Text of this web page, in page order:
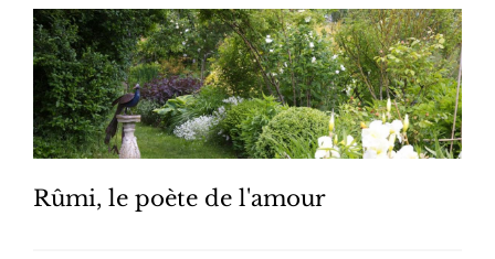
Rûmi, le poète de l'amour